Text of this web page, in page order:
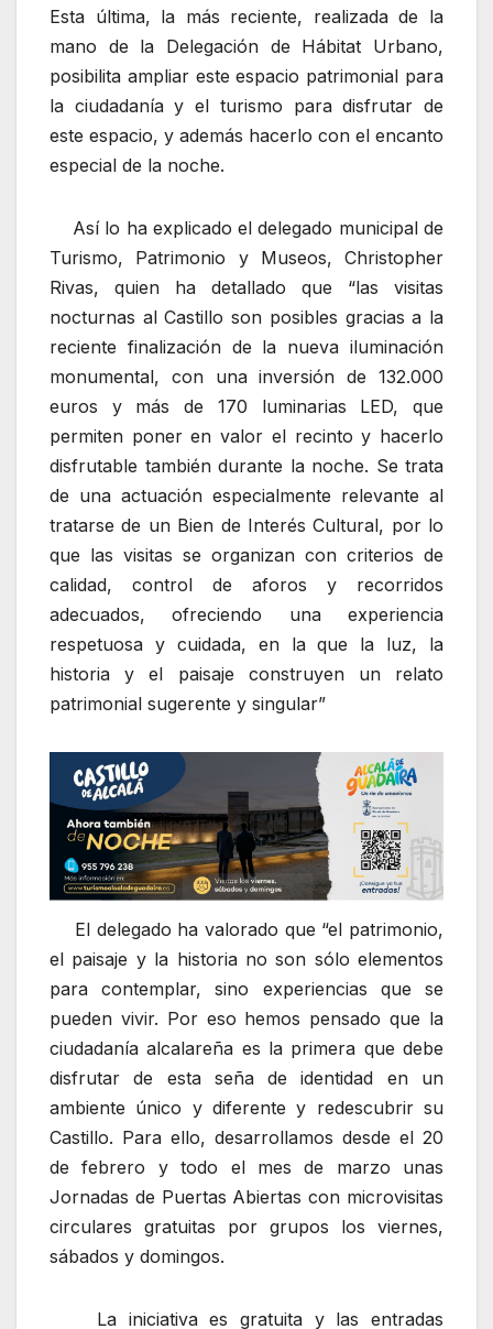
Esta última, la más reciente, realizada de la
mano de la Delegación de Hábitat Urbano,
posibilita ampliar este espacio patrimonial para
la ciudadanía y el turismo para disfrutar de
este espacio, y además hacerlo con el encanto
especial de la noche.
Así lo ha explicado el delegado municipal de
Turismo, Patrimonio y Museos, Christopher
Rivas, quien ha detallado que “las visitas
nocturnas al Castillo son posibles gracias a la
reciente finalización de la nueva iluminación
monumental, con una inversión de 132.000
euros y más de 170 luminarias LED, que
permiten poner en valor el recinto y hacerlo
disfrutable también durante la noche. Se trata
de una actuación especialmente relevante al
tratarse de un Bien de Interés Cultural, por lo
que las visitas se organizan con criterios de
calidad, control de aforos y recorridos
adecuados, ofreciendo una experiencia
respetuosa y cuidada, en la que la luz, la
historia y el paisaje construyen un relato
patrimonial sugerente y singular”
El delegado ha valorado que “el patrimonio,
el paisaje y la historia no son sólo elementos
para contemplar, sino experiencias que se
pueden vivir. Por eso hemos pensado que la
ciudadanía alcalareña es la primera que debe
disfrutar de esta seña de identidad en un
ambiente único y diferente y redescubrir su
Castillo. Para ello, desarrollamos desde el 20
de febrero y todo el mes de marzo unas
Jornadas de Puertas Abiertas con microvisitas
circulares gratuitas por grupos los viernes,
sábados y domingos.
La iniciativa es gratuita y las entradas